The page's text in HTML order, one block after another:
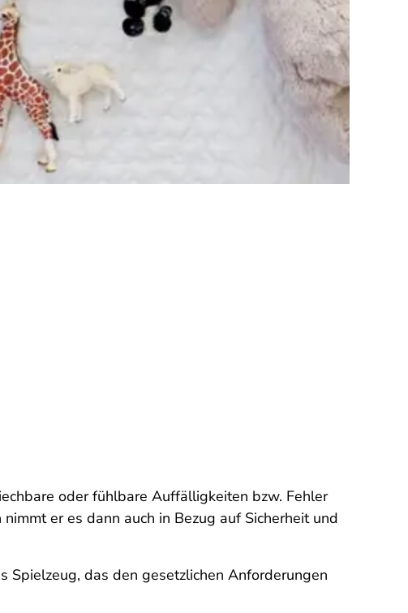
oder fühlbare Auffälligkeiten bzw. Fehler
er es dann auch in Bezug auf Sicherheit und
Spielzeug, das den gesetzlichen Anforderungen